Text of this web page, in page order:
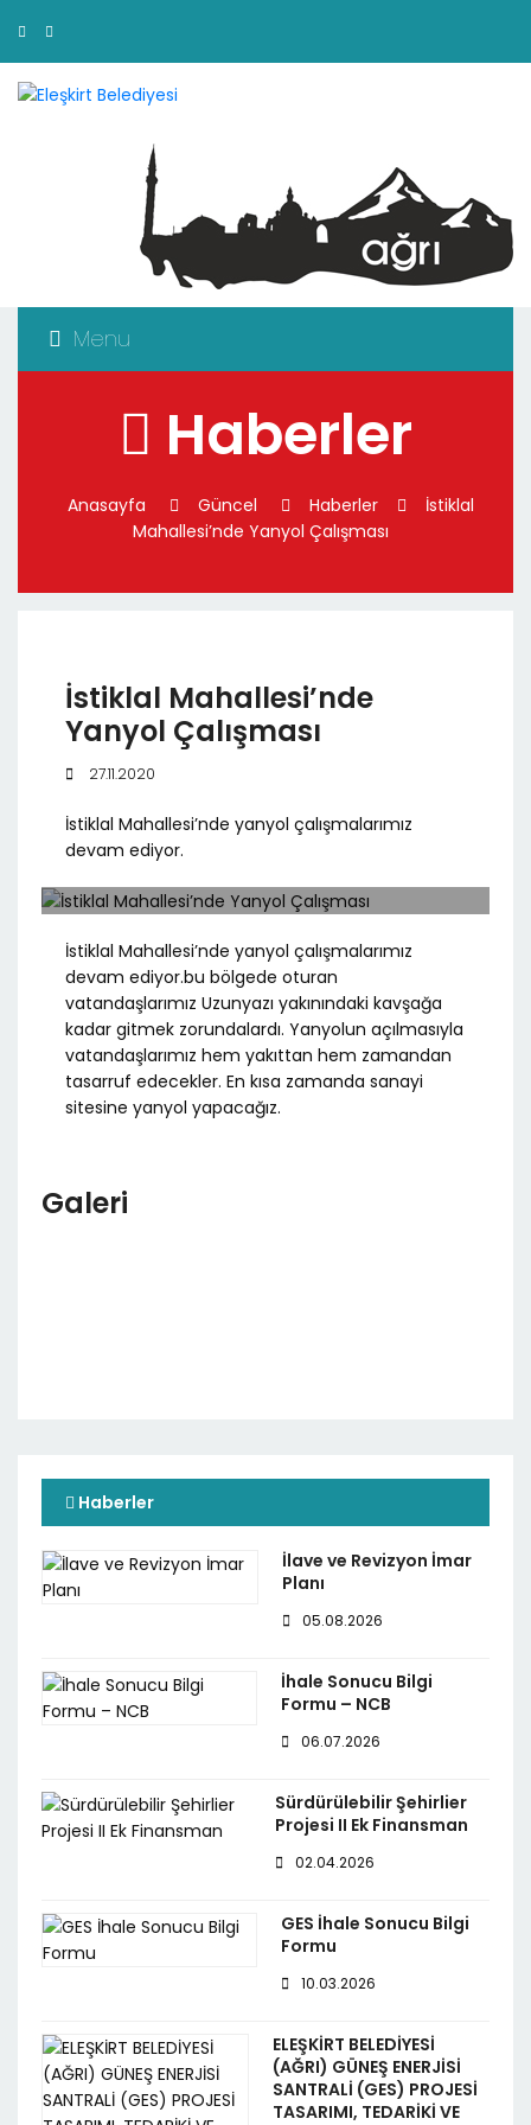
Menu
Haberler
Anasayfa Güncel Haberler
İstiklal
Mahallesi’nde Yanyol Çalışması
İstiklal Mahallesi’nde
Yanyol Çalışması
27.11.2020
İstiklal Mahallesi’nde yanyol çalışmalarımız
devam ediyor.
İstiklal Mahallesi’nde yanyol çalışmalarımız
devam ediyor.bu bölgede oturan
vatandaşlarımız Uzunyazı yakınındaki kavşağa
kadar gitmek zorundalardı. Yanyolun açılmasıyla
vatandaşlarımız hem yakıttan hem zamandan
tasarruf edecekler. En kısa zamanda sanayi
sitesine yanyol yapacağız.
Galeri
Haberler
İlave ve Revizyon İmar
Planı
05.08.2026
İhale Sonucu Bilgi
Formu – NCB
06.07.2026
Sürdürülebilir Şehirlier
Projesi II Ek Finansman
02.04.2026
GES İhale Sonucu Bilgi
Formu
10.03.2026
ELEŞKİRT BELEDİYESİ
(AĞRI) GÜNEŞ ENERJİSİ
SANTRALİ (GES) PROJESİ
TASARIMI, TEDARİKİ VE